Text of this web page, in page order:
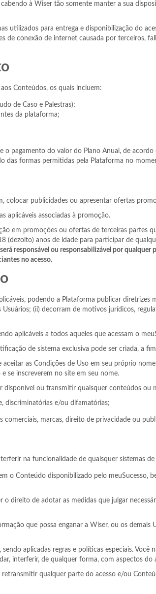
à Wiser tão somente manter a sua
utilizados para entrega e disponibilização do
de conexão de internet causada por terceiros,
Conteúdos, os quais incluem:
de Caso e Palestras);
da plataforma;
o pagamento do valor do Plano Anual, de
das formas permitidas pela Plataforma no
colocar publicidades ou apresentar ofertas
aplicáveis associadas à promoção.
em promoções ou ofertas de terceiras partes
(dezoito) anos de idade para participar de
responsável ou responsabilizável por
no acesso.
podendo a Plataforma publicar
(ii) decorram de motivos jurídicos,
aplicáveis a todos aqueles que acessam o
de sistema exclusiva pode ser criada, a
as Condições de Uso em seu próprio
se inscreverem no site em seu nome.
disponível ou transmitir quaisquer conteúdos ou
discriminatórias e/ou difamatórias;
marcas, direito de privacidade ou
na funcionalidade de quaisquer sistemas
o Conteúdo disponibilizado pelo meuSucesso,
direito de adotar as medidas que julgar
que possa enganar a Wiser, ou os demais
aplicadas regras e políticas especiais.
interferir, de qualquer forma, com aspectos do
qualquer parte do acesso e/ou